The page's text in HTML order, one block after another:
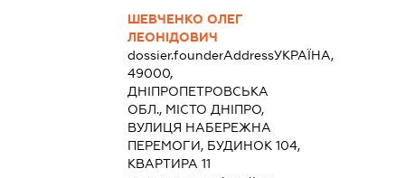
ШЕВЧЕНКО ОЛЕГ
ЛЕОНІДОВИЧ
dossier.founderAddressУКРАЇНА,
49000,
ДНІПРОПЕТРОВСЬКА
ОБЛ., МІСТО ДНІПРО,
ВУЛИЦЯ НАБЕРЕЖНА
ПЕРЕМОГИ, БУДИНОК 104,
КВАРТИРА 11